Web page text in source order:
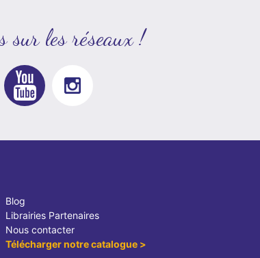
sur les réseaux !
Blog
Librairies Partenaires
Nous contacter
Télécharger notre catalogue >